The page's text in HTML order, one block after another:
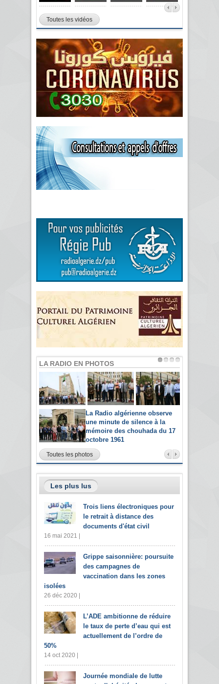
Toutes les vidéos
LA RADIO EN PHOTOS
La Radio algérienne observe
une minute de silence à la
mémoire des chouhada du 17
octobre 1961
Toutes les photos
Les plus lus
Trois liens électroniques pour
le retrait à distance des
documents d'état civil
16 mai 2021 |
Grippe saisonnière: poursuite
des campagnes de
vaccination dans les zones
isolées
26 déc 2020 |
L’ADE ambitionne de réduire
le taux de perte d’eau qui est
actuellement de l’ordre de
50%
14 oct 2020 |
Journée mondiale de lutte